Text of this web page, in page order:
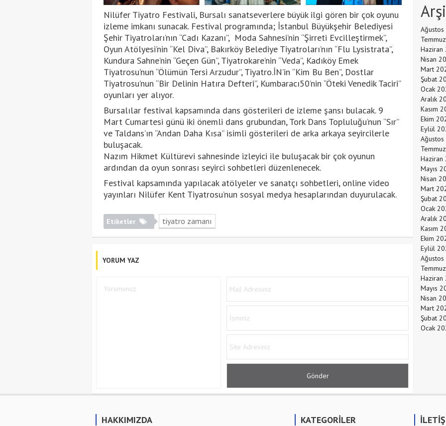
Nilüfer Tiyatro Festivali, Bursalı sanatseverlere büyük ilgi gören bir çok oyunu
izleme imkanı sunacak. Festival programında; İstanbul Büyükşehir Belediyesi
Şehir Tiyatroları’nın “Cadı Kazanı”, Moda Sahnesi’nin “Şirreti Evcilleştirmek”,
Oyun Atölyesi’nin “Kel Diva”, Bakırköy Belediye Tiyatroları’nın “Flu Lysistrata”,
Kundura Sahne’nin “Geçen Gün”, Tiyatrokare’nin “Veda”, Kadıköy Emek
Tiyatrosu’nun “Ölümün Tersi Arzudur”, Tiyatro.İN’in “Kim Bu Ben”, Dostlar
Tiyatrosu’nun “Bir Delinin Hatıra Defteri”, Kumbaracı50’nin “Öteki Venedik Taciri”
oyunları yer alıyor.
Bursalılar festival kapsamında dans gösterileri de izleme şansı bulacak. 9
Mart Cumartesi günü iki önemli dans grubundan, Tork Dans Topluluğu’nun “Sır”
ve Taldans’ın “Andan Daha Kısa” isimli gösterileri de arka arkaya seyircilerle
buluşacak.
Nazım Hikmet Kültürevi sahnesinde izleyici ile buluşacak bir çok oyunun
ardından da oyun sonrası seyirci sohbetleri düzenlenecek.
Festival kapsamında yapılacak atölyeler ve sanatçı sohbetleri, online video
yayınları Nilüfer Kent Tiyatrosu’nun sosyal medya hesaplarından duyurulacak.
Etiketler tiyatro zamanı
YORUM YAZ
Haziran
Nisan
Mart
Şubat
Ocak
Aralık
Kasım
Ekim
Eylül
Haziran
Mayıs
Nisan
Mart
Şubat
Ocak
Aralık
Kasım
Ekim
Eylül
Haziran
Mayıs
Nisan
Mart
Şubat
Ocak
HAKKIMIZDA KATEGORİLER